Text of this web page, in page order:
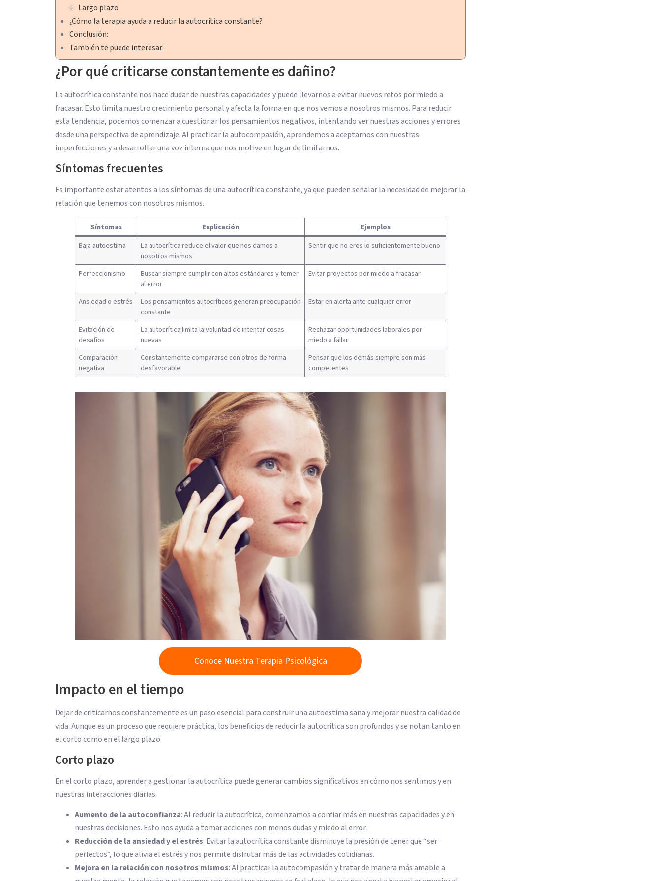
Largo plazo
¿Cómo la terapia ayuda a reducir la autocrítica constante?
Conclusión:
También te puede interesar:
¿Por qué criticarse constantemente es dañino?
La autocrítica constante nos hace dudar de nuestras capacidades y puede llevarnos a evitar nuevos retos por miedo a
fracasar. Esto limita nuestro crecimiento personal y afecta la forma en que nos vemos a nosotros mismos. Para reducir
esta tendencia, podemos comenzar a cuestionar los pensamientos negativos, intentando ver nuestras acciones y errores
desde una perspectiva de aprendizaje. Al practicar la autocompasión, aprendemos a aceptarnos con nuestras
imperfecciones y a desarrollar una voz interna que nos motive en lugar de limitarnos.
Síntomas frecuentes
Es importante estar atentos a los síntomas de una autocrítica constante, ya que pueden señalar la necesidad de mejorar la
relación que tenemos con nosotros mismos.
Síntomas Explicación
Ejemplos
Baja autoestima
La autocrítica reduce el valor que nos damos a
nosotros mismos
Sentir que no eres lo suficientemente bueno
Perfeccionismo
Buscar siempre cumplir con altos estándares y temer
al error
Evitar proyectos por miedo a fracasar
Ansiedad o estrés
Los pensamientos autocríticos generan preocupación
constante
Estar en alerta ante cualquier error
Evitación de
desafíos
La autocrítica limita la voluntad de intentar cosas
nuevas
Rechazar oportunidades laborales por
miedo a fallar
Comparación
negativa
Constantemente compararse con otros de forma
desfavorable
Pensar que los demás siempre son más
competentes
Conoce Nuestra Terapia Psicológica
Impacto en el tiempo
Dejar de criticarnos constantemente es un paso esencial para construir una autoestima sana y mejorar nuestra calidad de
vida. Aunque es un proceso que requiere práctica, los beneficios de reducir la autocrítica son profundos y se notan tanto en
el corto como en el largo plazo.
Corto plazo
En el corto plazo, aprender a gestionar la autocrítica puede generar cambios significativos en cómo nos sentimos y en
nuestras interacciones diarias.
Aumento de la autoconfianza: Al reducir la autocrítica, comenzamos a confiar más en nuestras capacidades y en
nuestras decisiones. Esto nos ayuda a tomar acciones con menos dudas y miedo al error.
Reducción de la ansiedad y el estrés: Evitar la autocrítica constante disminuye la presión de tener que “ser
perfectos”, lo que alivia el estrés y nos permite disfrutar más de las actividades cotidianas.
Mejora en la relación con nosotros mismos: Al practicar la autocompasión y tratar de manera más amable a